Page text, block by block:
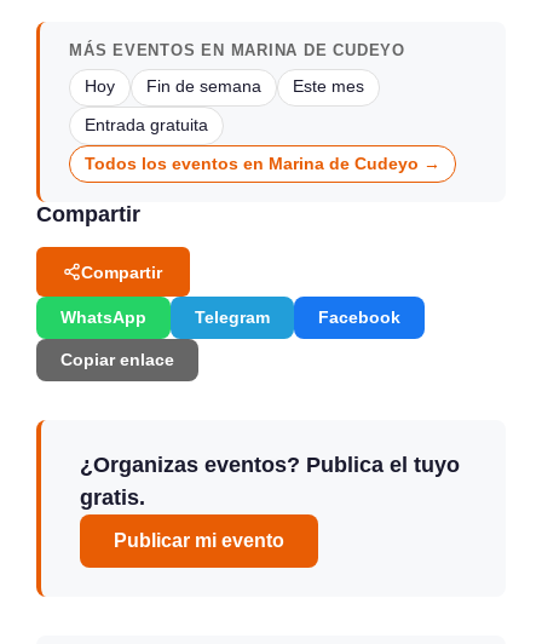
MÁS EVENTOS EN MARINA DE CUDEYO
Hoy Fin de semana Este mes
Entrada gratuita
Todos los eventos en Marina de Cudeyo →
Compartir
Compartir
WhatsApp Telegram Facebook
Copiar enlace
¿Organizas eventos? Publica el tuyo
gratis.
Publicar mi evento